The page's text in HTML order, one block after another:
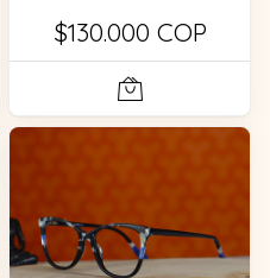
$130.000 COP